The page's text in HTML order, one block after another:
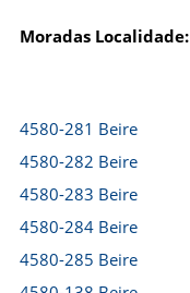
Moradas Localidade:
4580-281 Beire
4580-282 Beire
4580-283 Beire
4580-284 Beire
4580-285 Beire